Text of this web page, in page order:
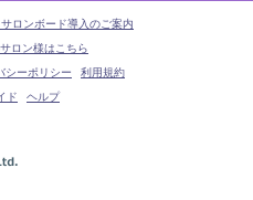
ロンボード導入のご案内
ロン様はこちら
シーポリシー
利用規約
ド
ヘルプ